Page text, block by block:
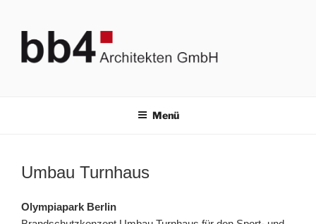
springen
Menü
Umbau Turnhaus
Olympiapark Berlin